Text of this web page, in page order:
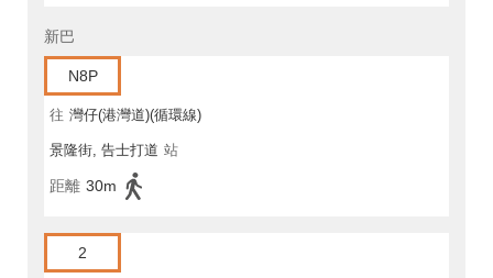
新巴
N8P
往 灣仔(港灣道)(循環線)
景隆街, 告士打道 站
距離 30m
2